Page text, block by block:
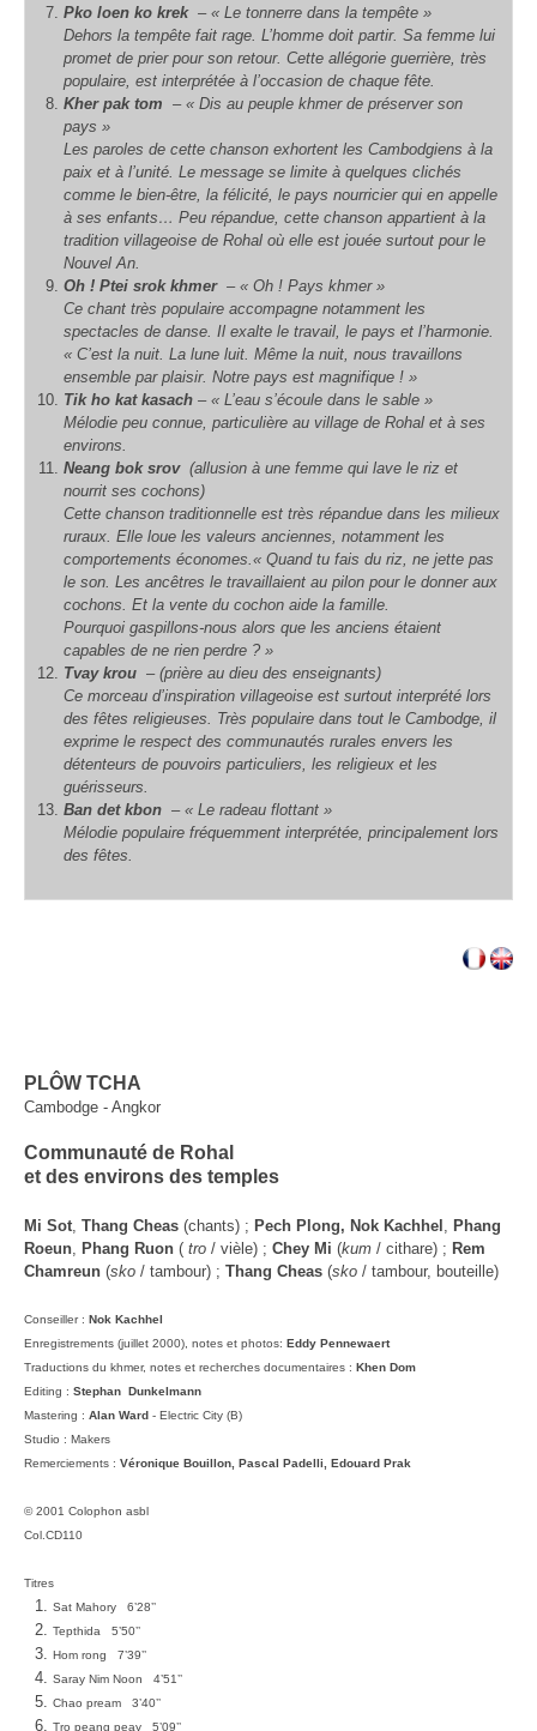
Pko loen ko krek – « Le tonnerre dans la tempête »
Dehors la tempête fait rage. L’homme doit partir. Sa femme lui
promet de prier pour son retour. Cette allégorie guerrière, très
populaire, est interprétée à l’occasion de chaque fête.
Kher pak tom – « Dis au peuple khmer de préserver son
pays »
Les paroles de cette chanson exhortent les Cambodgiens à la
paix et à l’unité. Le message se limite à quelques clichés
comme le bien-être, la félicité, le pays nourricier qui en appelle
à ses enfants… Peu répandue, cette chanson appartient à la
tradition villageoise de Rohal où elle est jouée surtout pour le
Nouvel An.
Oh ! Ptei srok khmer – « Oh ! Pays khmer »
Ce chant très populaire accompagne notamment les
spectacles de danse. Il exalte le travail, le pays et l’harmonie.
« C’est la nuit. La lune luit. Même la nuit, nous travaillons
ensemble par plaisir. Notre pays est magnifique ! »
Tik ho kat kasach – « L’eau s’écoule dans le sable »
Mélodie peu connue, particulière au village de Rohal et à ses
environs.
Neang bok srov (allusion à une femme qui lave le riz et
nourrit ses cochons)
Cette chanson traditionnelle est très répandue dans les milieux
ruraux. Elle loue les valeurs anciennes, notamment les
comportements économes. « Quand tu fais du riz, ne jette pas
le son. Les ancêtres le travaillaient au pilon pour le donner aux
cochons. Et la vente du cochon aide la famille.
Pourquoi gaspillons-nous alors que les anciens étaient
capables de ne rien perdre ? »
Tvay krou – (prière au dieu des enseignants)
Ce morceau d’inspiration villageoise est surtout interprété lors
des fêtes religieuses. Très populaire dans tout le Cambodge, il
exprime le respect des communautés rurales envers les
détenteurs de pouvoirs particuliers, les religieux et les
guérisseurs.
Ban det kbon – « Le radeau flottant »
Mélodie populaire fréquemment interprétée, principalement lors
des fêtes.
PLÔW TCHA
Cambodge - Angkor
Communauté de Rohal
et des environs des temples
Mi Sot, Thang Cheas (chants) ; Pech Plong, Nok Kachhel , Phang
Roeun, Phang Ruon ( tro / vièle) ; Chey Mi (kum / cithare) ; Rem
Chamreun (sko / tambour) ; Thang Cheas (sko / tambour, bouteille)
Conseiller : Nok Kachhel
Enregistrements (juillet 2000), notes et photos: Eddy Pennewaert
Traductions du khmer, notes et recherches documentaires : Khen Dom
Editing : Stephan Dunkelmann
Mastering : Alan Ward - Electric City (B)
Studio : Makers
Remerciements : Véronique Bouillon, Pascal Padelli, Edouard Prak
© 2001 Colophon asbl
Col.CD110
Titres
Sat Mahory 6’28’’
Tepthida 5’50’’
Hom rong 7’39’’
Saray Nim Noon 4’51’’
Chao pream 3’40’’
Tro peang peay 5’09’’